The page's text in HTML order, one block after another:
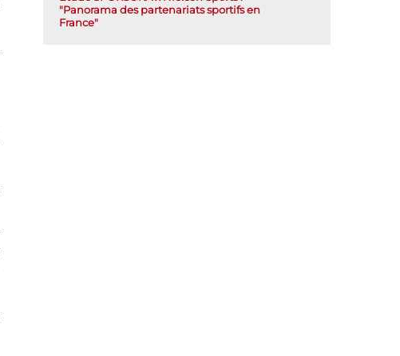
"Panorama des partenariats sportifs en
France"